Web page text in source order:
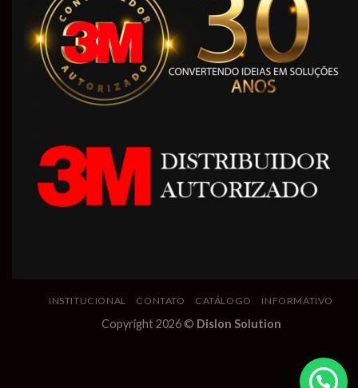
INSTITUCIONAL CONTATO CATÁLOGO INFORMATIVO
Copyright 2026 © Dislon Solution